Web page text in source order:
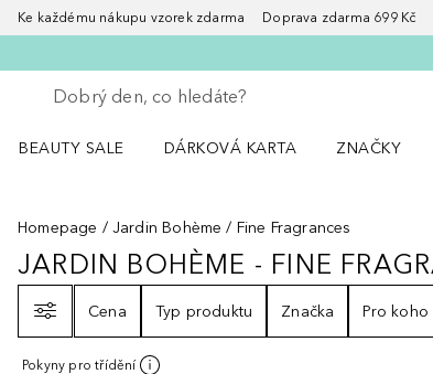
Ke každému nákupu vzorek zdarma Doprava zdarma 699 Kč
Vraťte se
Proveďte vyhledávání
BEAUTY SALE
DÁRKOVÁ KARTA
ZNAČKY
Homepage Jardin Bohème Fine Fragrances
JARDIN BOHÈME - FINE
JARDIN BOHÈME - FINE
Cena
Typ produktu Značka Pro koho
Pokyny pro třídění